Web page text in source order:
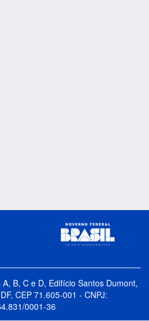
B, C e D, Edifício Santos Dumont,
CEP 71.605-001 - CNPJ:
0001-36